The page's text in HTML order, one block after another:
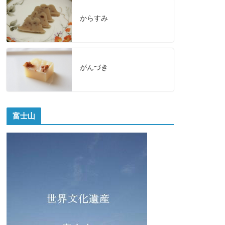
からすみ
がんづき
富士山